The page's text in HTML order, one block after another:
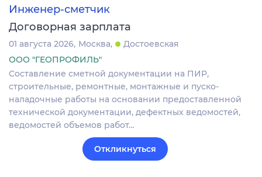
Инженер-сметчик
Договорная зарплата
01 августа 2026 Москва
Достоевская
ООО "ГЕОПРОФИЛЬ"
Составление сметной документации на ПИР,
строительные, ремонтные, монтажные и пуско-
наладочные работы на основании предоставленной
технической документации, дефектных ведомостей,
ведомостей объемов работ…
Откликнуться